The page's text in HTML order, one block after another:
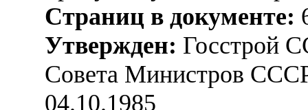
Страниц в документе:
Утвержден: Госстрой
Совета Министров
04.10.1985